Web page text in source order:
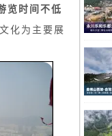
览时间不低
化为主要展